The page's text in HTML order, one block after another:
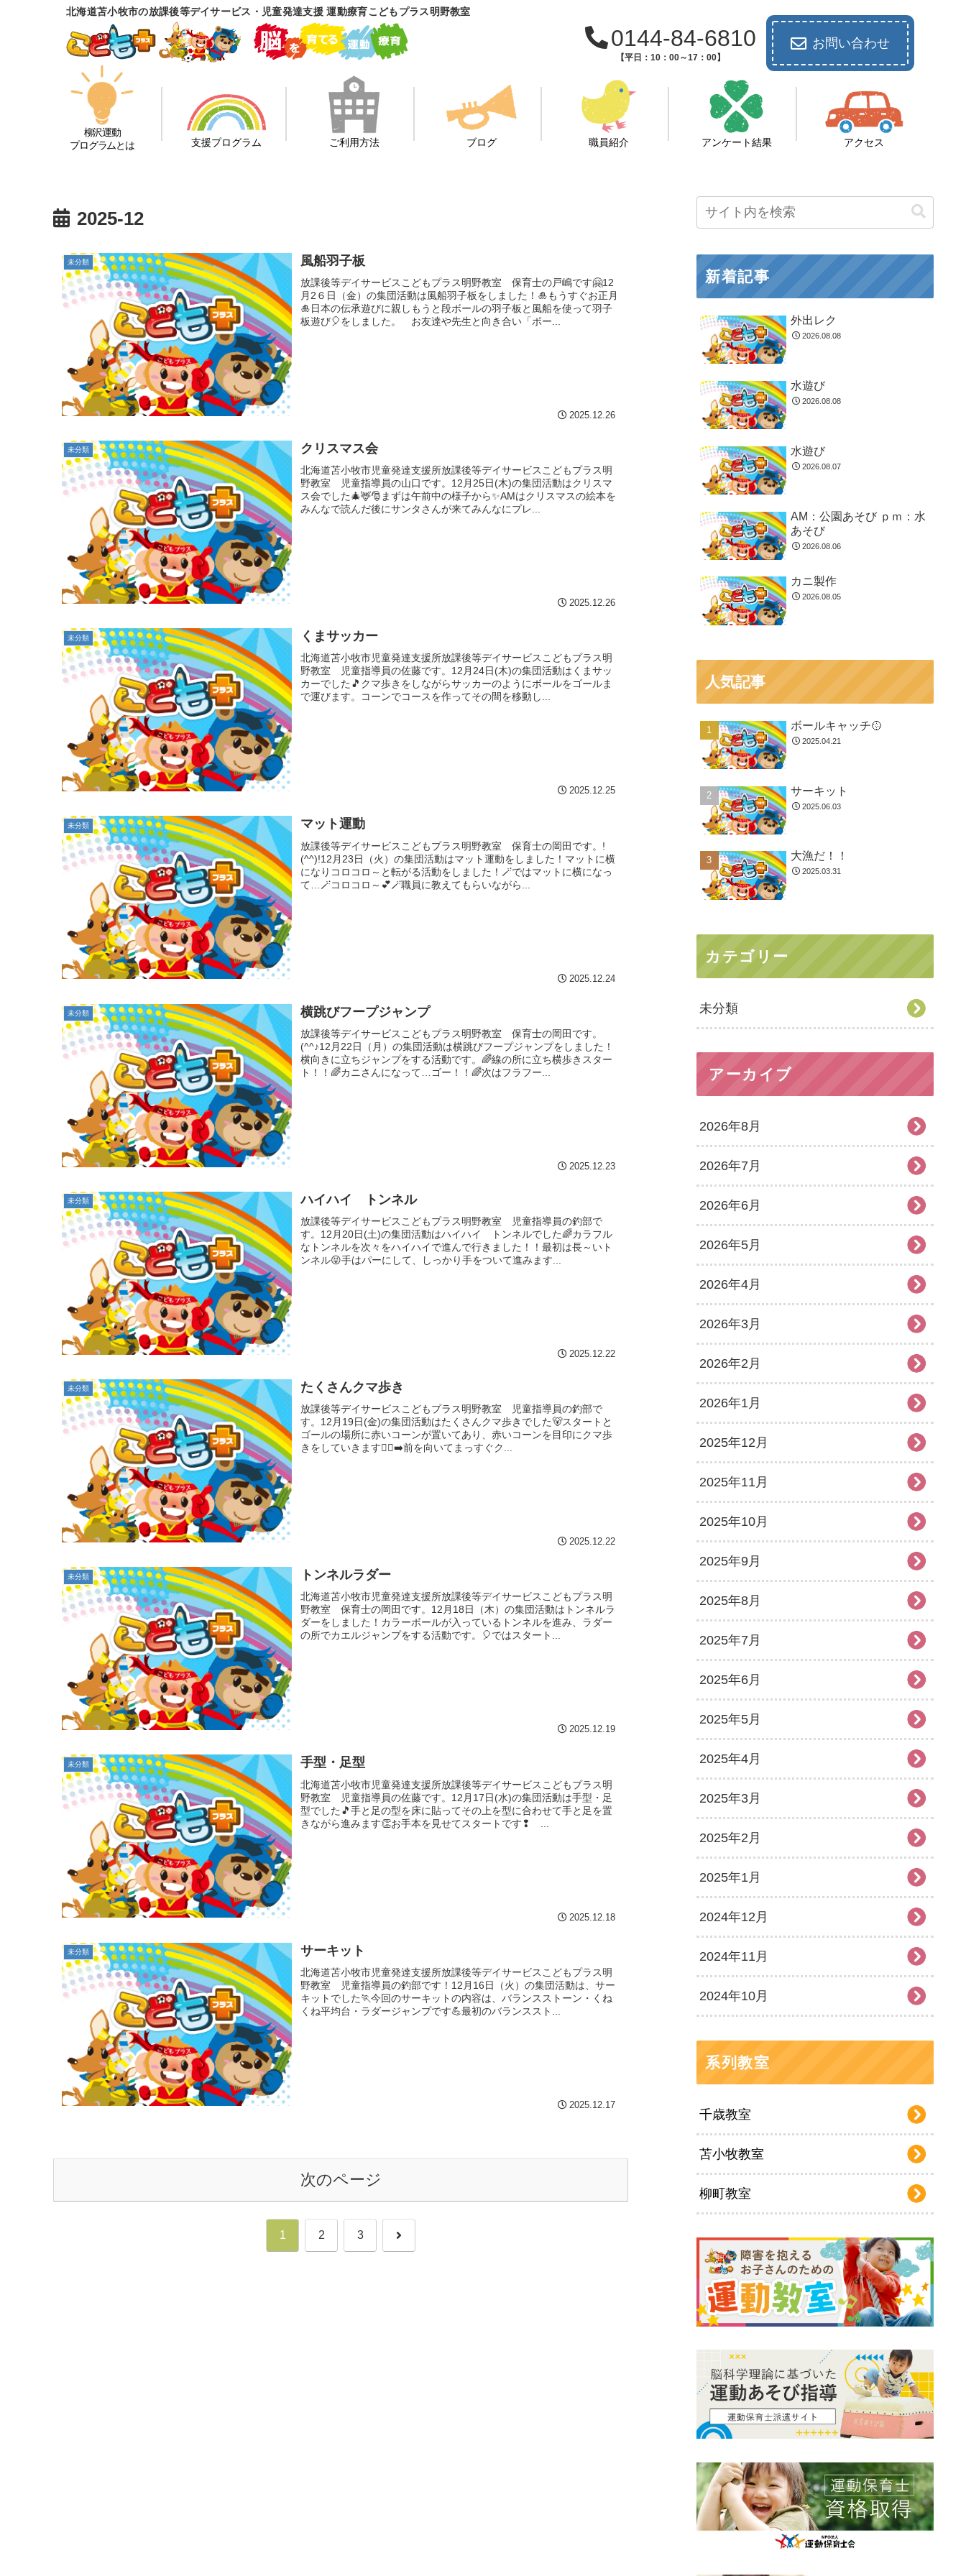
北海道苫小牧市の放課後等デイサービス・児童発達支援 運動療育こどもプラス明野教室
0144-84-6810
【平日：10：00～17：00】
お問い合わせ
柳沢運動
プログラムとは
支援プログラム ご利用方法 ブログ 職員紹介 アンケート結果 アクセス
2025-12
未分類 風船羽子板
放課後等デイサービスこどもプラス明野教室 保育士の戸嶋です🤗12
月2６日（金）の集団活動は風船羽子板をしました！🎍もうすぐお正月
🎍日本の伝承遊びに親しもうと段ボールの羽子板と風船を使って羽子
板遊び🎈をしました。 お友達や先生と向き合い「ポー...
2025.12.26
未分類 クリスマス会
北海道苫小牧市児童発達支援所放課後等デイサービスこどもプラス明
野教室 児童指導員の山口です。12月25日(木)の集団活動はクリスマ
ス会でした🎄🦌🎅まずは午前中の様子から✨AMはクリスマスの絵本を
みんなで読んだ後にサンタさんが来てみんなにプレ...
2025.12.26
未分類 くまサッカー
北海道苫小牧市児童発達支援所放課後等デイサービスこどもプラス明
野教室 児童指導員の佐藤です。12月24日(木)の集団活動はくまサッ
カーでした🎵クマ歩きをしながらサッカーのようにボールをゴールま
で運びます。コーンでコースを作ってその間を移動し...
2025.12.25
未分類 マット運動
放課後等デイサービスこどもプラス明野教室 保育士の岡田です。!
(^^)!12月23日（火）の集団活動はマット運動をしました！マットに横
になりコロコロ～と転がる活動をしました！🪄ではマットに横になっ
て…🪄コロコロ～💕🪄職員に教えてもらいながら...
2025.12.24
未分類 横跳びフープジャンプ
放課後等デイサービスこどもプラス明野教室 保育士の岡田です。
(^^♪12月22日（月）の集団活動は横跳びフープジャンプをしました！
横向きに立ちジャンプをする活動です。🌈線の所に立ち横歩きスター
ト！！🌈カニさんになって…ゴー！！🌈次はフラフー...
2025.12.23
未分類 ハイハイ トンネル
放課後等デイサービスこどもプラス明野教室 児童指導員の釣部で
す。12月20日(土)の集団活動はハイハイ トンネルでした🌈カラフル
なトンネルを次々をハイハイで進んで行きました！！最初は長～いト
ンネル😝手はパーにして、しっかり手をついて進みます...
2025.12.22
未分類 たくさんクマ歩き
放課後等デイサービスこどもプラス明野教室 児童指導員の釣部で
す。12月19日(金)の集団活動はたくさんクマ歩きでした🐻スタートと
ゴールの場所に赤いコーンが置いてあり、赤いコーンを目印にクマ歩
きをしていきます🚶‍♂️‍➡️前を向いてまっすぐク...
2025.12.22
未分類 トンネルラダー
北海道苫小牧市児童発達支援所放課後等デイサービスこどもプラス明
野教室 保育士の岡田です。12月18日（木）の集団活動はトンネルラ
ダーをしました！カラーボールが入っているトンネルを進み、ラダー
の所でカエルジャンプをする活動です。🎈ではスタート...
2025.12.19
未分類 手型・足型
北海道苫小牧市児童発達支援所放課後等デイサービスこどもプラス明
野教室 児童指導員の佐藤です。12月17日(水)の集団活動は手型・足
型でした🎵手と足の型を床に貼ってその上を型に合わせて手と足を置
きながら進みます👏お手本を見せてスタートです❢ ...
2025.12.18
未分類 サーキット
北海道苫小牧市児童発達支援所放課後等デイサービスこどもプラス明
野教室 児童指導員の釣部です！12月16日（火）の集団活動は、サー
キットでした🏃今回のサーキットの内容は、バランスストーン・くね
くね平均台・ラダージャンプです💪最初のバランススト...
2025.12.17
次のページ
1 2 3 次
新着記事
外出レク
2026.08.08
水遊び
2026.08.08
水遊び
2026.08.07
AM：公園あそび ｐｍ：水
あそび
2026.08.06
カニ製作
2026.08.05
人気記事
ボールキャッチ🥎
2025.04.21
サーキット
2025.06.03
大漁だ！！
2025.03.31
カテゴリー
未分類
アーカイブ
2026年8月
2026年7月
2026年6月
2026年5月
2026年4月
2026年3月
2026年2月
2026年1月
2025年12月
2025年11月
2025年10月
2025年9月
2025年8月
2025年7月
2025年6月
2025年5月
2025年4月
2025年3月
2025年2月
2025年1月
2024年12月
2024年11月
2024年10月
系列教室
千歳教室
苫小牧教室
柳町教室